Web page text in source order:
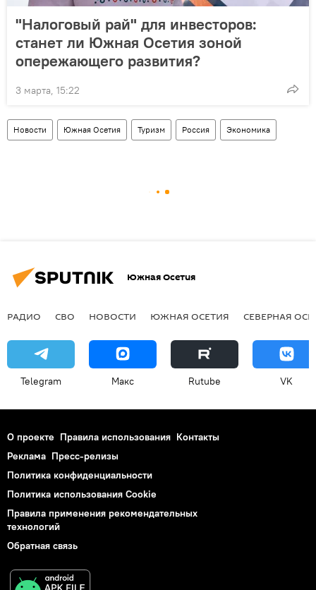
"Налоговый рай" для инвесторов:
станет ли Южная Осетия зоной
опережающего развития?
3 марта, 15:22
Новости Южная Осетия Туризм Россия Экономика
Южная Осетия
РАДИО СВО НОВОСТИ ЮЖНАЯ ОСЕТИЯ СЕВЕРНАЯ
Telegram Макс Rutube VK
О проекте Правила использования Контакты
Реклама Пресс-релизы
Политика конфиденциальности
Политика использования Cookie
Правила применения рекомендательных
технологий
Обратная связь